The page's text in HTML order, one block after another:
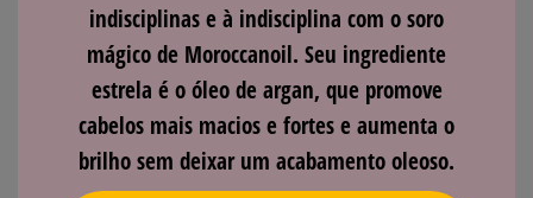
indisciplinas e à indisciplina com o soro
mágico de Moroccanoil. Seu ingrediente
estrela é o óleo de argan, que promove
cabelos mais macios e fortes e aumenta o
brilho sem deixar um acabamento oleoso.